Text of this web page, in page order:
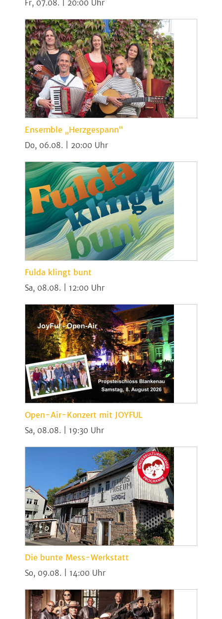
Fr, 07.08. | 20:00
Ensemble „Herzgespann“
Do, 06.08. | 20:00
Fulda klingt bunt
Sa, 08.08. | 12:00
Open-Air-Konzert mit JOYFUL
Sa, 08.08. | 19:30
Die bunte Mess-Werkstatt
So, 09.08. | 14:00